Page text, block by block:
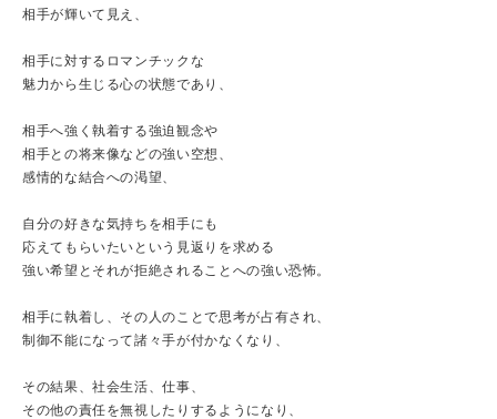
相手が輝いて見え、
相手に対するロマンチックな
魅力から生じる心の状態であり、
相手へ強く執着する強迫観念や
相手との将来像などの強い空想、
感情的な結合への渇望、
自分の好きな気持ちを相手にも
応えてもらいたいという見返りを求める
強い希望とそれが拒絶されることへの強い恐怖。
相手に執着し、その人のことで思考が占有され、
制御不能になって諸々手が付かなくなり、
その結果、社会生活、仕事、
その他の責任を無視したりするようになり、